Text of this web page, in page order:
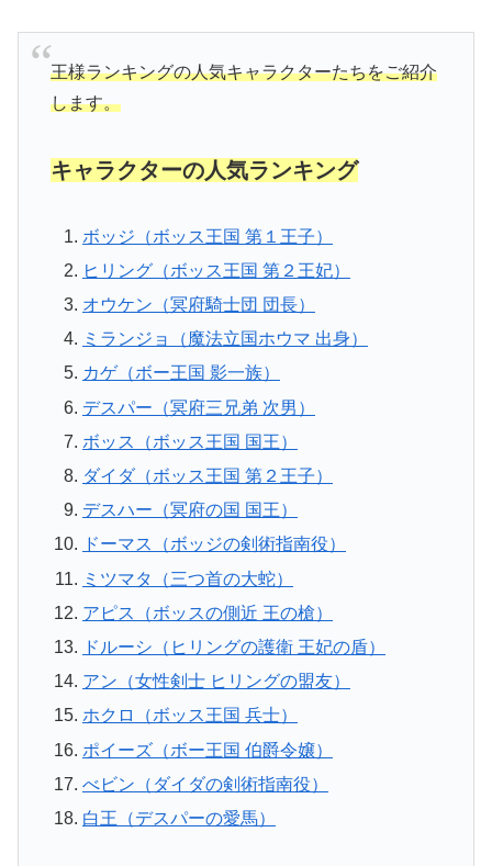
王様ランキングの人気キャラクターたちをご紹介
します。
キャラクターの人気ランキング
ボッジ（ボッス王国 第１王子）
ヒリング（ボッス王国 第２王妃）
オウケン（冥府騎士団 団長）
ミランジョ（魔法立国ホウマ 出身）
カゲ（ボー王国 影一族）
デスパー（冥府三兄弟 次男）
ボッス（ボッス王国 国王）
ダイダ（ボッス王国 第２王子）
デスハー（冥府の国 国王）
ドーマス（ボッジの剣術指南役）
ミツマタ（三つ首の大蛇）
アピス（ボッスの側近 王の槍）
ドルーシ（ヒリングの護衛 王妃の盾）
アン（女性剣士 ヒリングの盟友）
ホクロ（ボッス王国 兵士）
ポイーズ（ボー王国 伯爵令嬢）
べビン（ダイダの剣術指南役）
白王（デスパーの愛馬）